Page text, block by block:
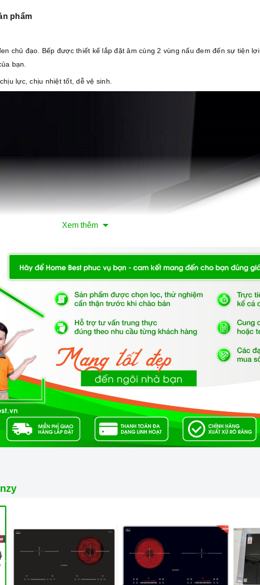
phẩm
chủ đạo. Bếp được thiết kế lắp đặt âm cùng 2 vùng nấu đem đến sự tiện lợi
bạn.
lực, chịu nhiệt tốt, dễ vệ sinh.
Mặt kính chịu lực, chịu nhiệt
IC.
Xem thêm